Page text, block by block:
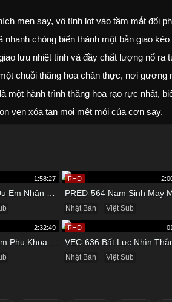
men say, vô tình lọt vào tầm mắt đối
chóng biến thành một bản giao
lưu nhiệt tình và đầy chất lượng nổ
chuỗi thăng hoa chân thực, nơi
hành trình thăng hoa rạo rực nhất,
vẹn xóa tan mọi mệt mỏi của cơn say.
1:58:27
Nhật Bản Việt Sub
FHD
2:32:49
Nhật Bản Việt Sub
FHD